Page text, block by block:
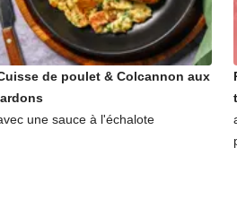
de poulet & Colcannon aux
une sauce à l'échalote